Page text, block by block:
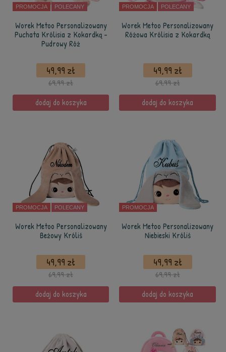
PROMOCJA POLECANY
Worek Metoo Personalizowany
Puchata Królisia z Kokardką -
Pudrowy Róż
49,99 zł
69,99 zł
dodaj do koszyka
PROMOCJA POLECANY
Worek Metoo Personalizowany
Różowa Królisia z Kokardką
49,99 zł
69,99 zł
dodaj do koszyka
PROMOCJA POLECANY
Worek Metoo Personalizowany
Beżowy Króliś
49,99 zł
69,99 zł
dodaj do koszyka
PROMOCJA
Worek Metoo Personalizowany
Niebieski Króliś
49,99 zł
69,99 zł
dodaj do koszyka